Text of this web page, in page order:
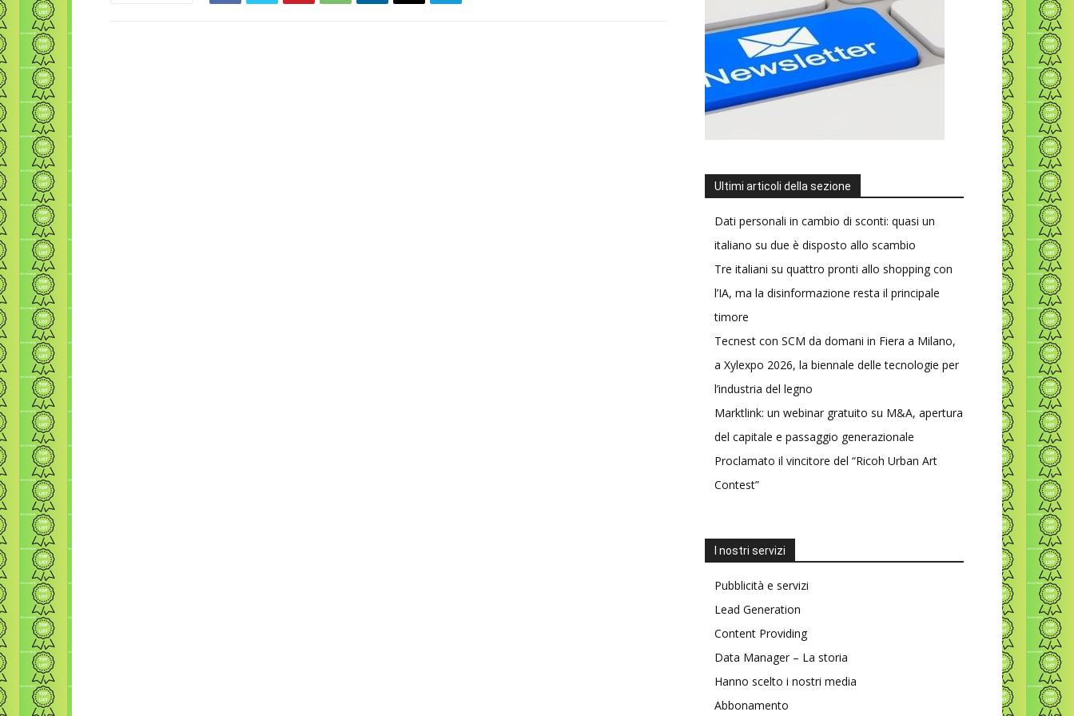
Ultimi articoli della sezione
Dati personali in cambio di sconti: quasi un
italiano su due è disposto allo scambio
Tre italiani su quattro pronti allo shopping con
l’IA, ma la disinformazione resta il principale
timore
Tecnest con SCM da domani in Fiera a Milano,
a Xylexpo 2026, la biennale delle tecnologie per
l’industria del legno
Marktlink: un webinar gratuito su M&A, apertura
del capitale e passaggio generazionale
Proclamato il vincitore del “Ricoh Urban Art
Contest”
I nostri servizi
Pubblicità e servizi
Lead Generation
Content Providing
Data Manager – La storia
Hanno scelto i nostri media
Abbonamento